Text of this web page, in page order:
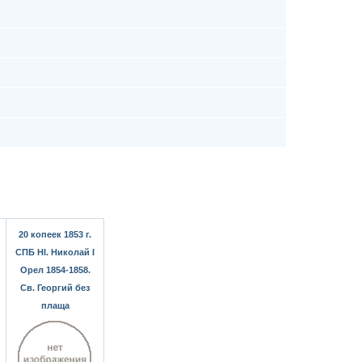
20 копеек 1853 г.
СПБ HI. Николай I
Орел 1854-1858.
Св. Георгий без
плаща